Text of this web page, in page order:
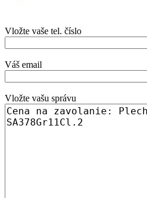
Vložte vaše tel. číslo
Váš email
Vložte vašu správu